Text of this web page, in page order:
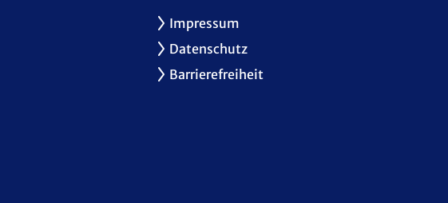
Impressum
Datenschutz
Barrierefreiheit